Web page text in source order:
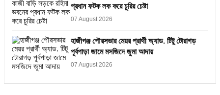
প্রধান ফটক লক করে চুরির চেষ্টা
07 August 2026
হাজীগঞ্জ পৌরসভার মেয়র প্রার্থী অ্যাড. টিটু টোরাগড়
পূর্বপাড়া জামে মসজিদে জুমা আদায়
07 August 2026